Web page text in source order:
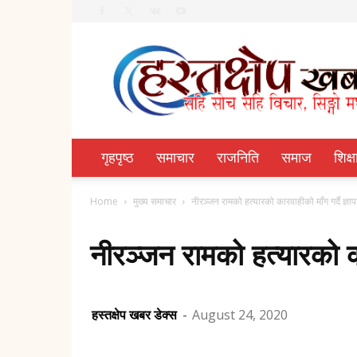
Hastachhep
Dainik
गृहपृष्ठ समाचार राजनिति समाज
Home मुख्य समाचार नीरञ्जन रामको हत्यारको कारवाहीको माँग गर्दै
नीरञ्जन रामको हत्यारको
हस्तक्षेप खबर डेक्स - August 24, 2020